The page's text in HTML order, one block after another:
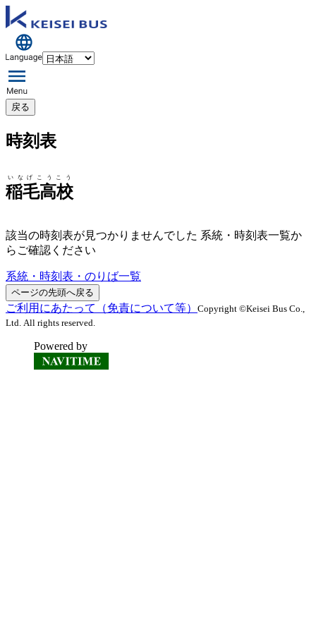
戻る
時刻表
稲毛高校
いなげこうこう
該当の時刻表が見つかりませんでした 系統・時刻表一覧か
らご確認ください
系統・時刻表・のりば一覧
ページの先頭へ戻る
ご利用にあたって（免責について等） Copyright ©Keisei Bus Co.,
Ltd. All rights reserved.
Powered by